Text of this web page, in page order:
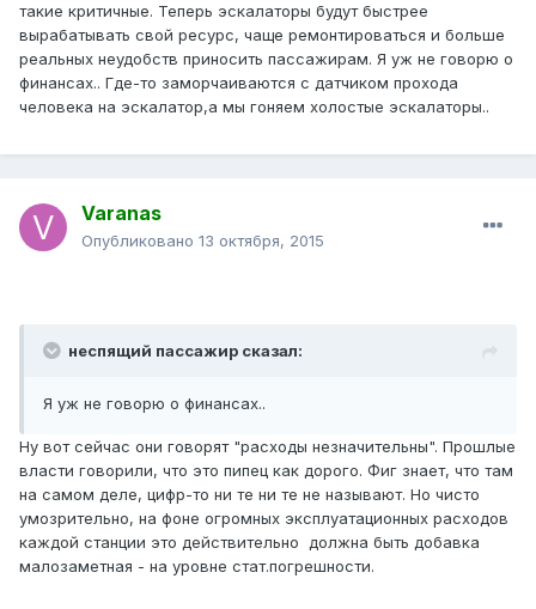
такие критичные. Теперь эскалаторы будут быстрее
вырабатывать свой ресурс, чаще ремонтироваться и больше
реальных неудобств приносить пассажирам. Я уж не говорю о
финансах.. Где-то заморчаиваются с датчиком прохода
человека на эскалатор,а мы гоняем холостые эскалаторы..
Varanas
Опубликовано 13 октября, 2015
неспящий пассажир сказал:
Я уж не говорю о финансах..
Ну вот сейчас они говорят "расходы незначительны". Прошлые
власти говорили, что это пипец как дорого. Фиг знает, что там
на самом деле, цифр-то ни те ни те не называют. Но чисто
умозрительно, на фоне огромных эксплуатационных расходов
каждой станции это действительно должна быть добавка
малозаметная - на уровне стат.погрешности.